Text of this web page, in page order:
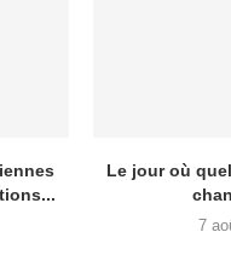
Le jour où
7